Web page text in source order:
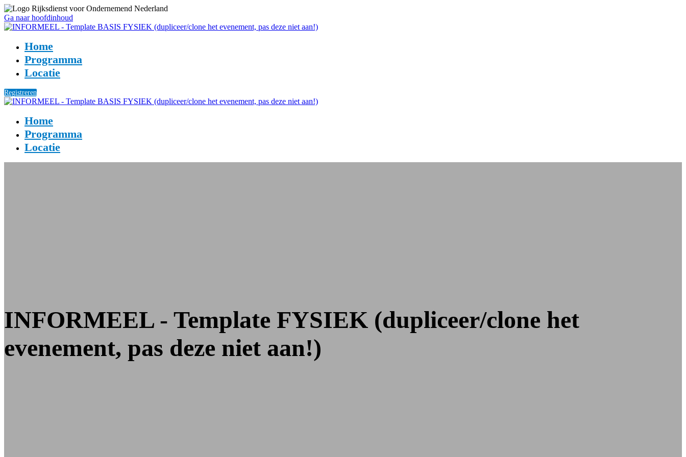
Ga naar hoofdinhoud
Home
Programma
Locatie
Registreren
Home
Programma
Locatie
INFORMEEL - Template FYSIEK (dupliceer/clone het
evenement, pas deze niet aan!)